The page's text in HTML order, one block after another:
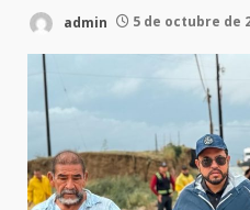
admin 5 de octubre de